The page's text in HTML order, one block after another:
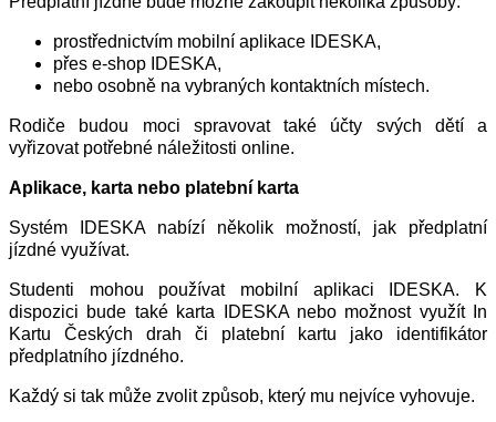
prostřednictvím mobilní aplikace IDESKA,
přes e-shop IDESKA,
nebo osobně na vybraných kontaktních místech.
Rodiče budou moci spravovat také účty svých dětí a
vyřizovat potřebné náležitosti online.
Aplikace, karta nebo platební karta
Systém IDESKA nabízí několik možností, jak předplatní
jízdné využívat.
Studenti mohou používat mobilní aplikaci IDESKA. K
dispozici bude také karta IDESKA nebo možnost využít In
Kartu Českých drah či platební kartu jako identifikátor
předplatního jízdného.
Každý si tak může zvolit způsob, který mu nejvíce vyhovuje.